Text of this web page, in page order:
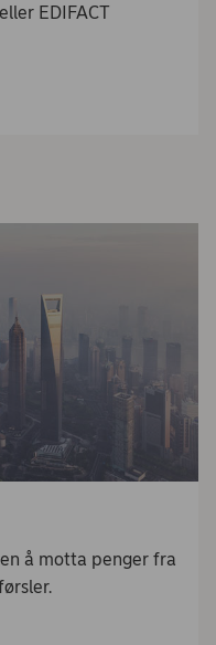
EDIFACT
å motta penger fra